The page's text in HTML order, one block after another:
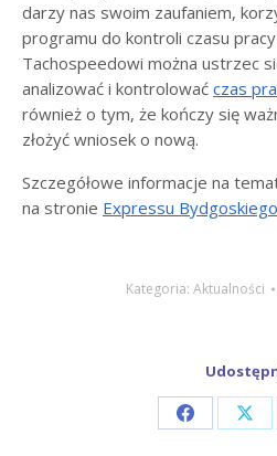
darzy nas swoim zaufaniem,
programu do kontroli czasu
Tachospeedowi można ustrzec
analizować i kontrolować czas
również o tym, że kończy się
złożyć wniosek o nową.
Szczegółowe informacje na
na stronie Expressu Bydgoskiego
Kategoria: Aktualności
Share